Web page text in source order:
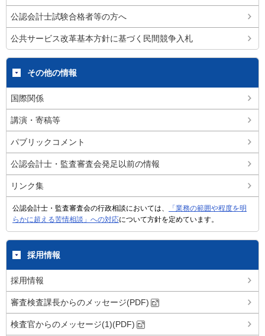
公認会計士試験合格者等の方へ
公共サービス改革基本方針に基づく民間競争入札
その他の情報
国際関係
講演・寄稿等
パブリックコメント
公認会計士・監査審査会発足以前の情報
リンク集
公認会計士・監査審査会の行政相談においては、
「業務の範囲や程度を明
らかに超える苦情相談」への対応について方針を定めています。
採用情報
採用情報
審査検査課長からのメッセージ(PDF)
検査官からのメッセージ(1)(PDF)